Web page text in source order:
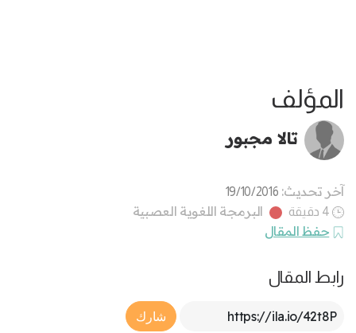
المؤلف
تالا مجبور
آخر تحديث: 19/10/2016
4 دقيقة
البرمجة اللغوية العصبية
حفظ المقال
رابط المقال
Article Link
شارك